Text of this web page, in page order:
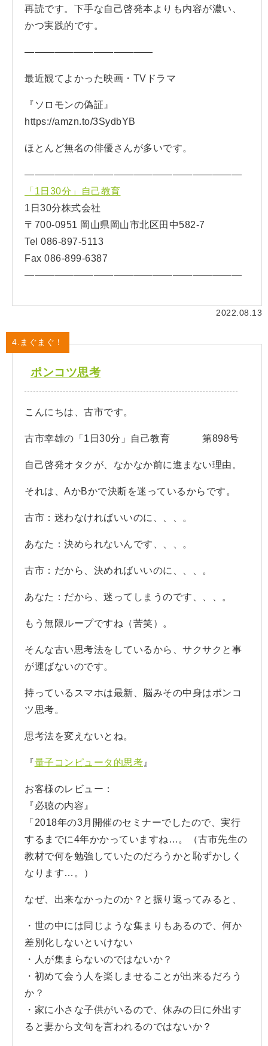
再読です。下手な自己啓発本よりも内容が濃い、
かつ実践的です。
—————————————
最近観てよかった映画・TVドラマ
『ソロモンの偽証』
https://amzn.to/3SydbYB
ほとんど無名の俳優さんが多いです。
——————————————————————
「1日30分」自己教育
1日30分株式会社
〒700-0951 岡山県岡山市北区田中582-7
Tel 086-897-5113
Fax 086-899-6387
——————————————————————
2022.08.13
4.まぐまぐ！
ポンコツ思考
こんにちは、古市です。
古市幸雄の「1日30分」自己教育 第898号
自己啓発オタクが、なかなか前に進まない理由。
それは、AかBかで決断を迷っているからです。
古市：迷わなければいいのに、、、。
あなた：決められないんです、、、。
古市：だから、決めればいいのに、、、。
あなた：だから、迷ってしまうのです、、、。
もう無限ループですね（苦笑）。
そんな古い思考法をしているから、サクサクと事
が運ばないのです。
持っているスマホは最新、脳みその中身はポンコ
ツ思考。
思考法を変えないとね。
『量子コンピュータ的思考 』
お客様のレビュー：
『必聴の内容』
「2018年の3月開催のセミナーでしたので、実行
するまでに4年かかっていますね…。（古市先生の
教材で何を勉強していたのだろうかと恥ずかしく
なります…。）
なぜ、出来なかったのか？と振り返ってみると、
・世の中には同じような集まりもあるので、何か
差別化しないといけない
・人が集まらないのではないか？
・初めて会う人を楽しませることが出来るだろう
か？
・家に小さな子供がいるので、休みの日に外出す
ると妻から文句を言われるのではないか？